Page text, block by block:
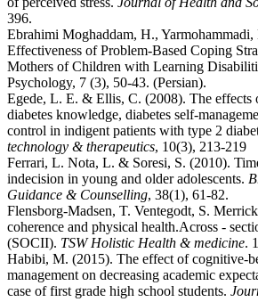
396.
Ebrahimi Moghaddam, H.,
Effectiveness of Problem-Based Coping
Mothers of Children with Learning
Psychology, 7 (3), 50-43. (Persian).
Egede, L. E. & Ellis, C. (2008). The effects
diabetes knowledge, diabetes self-
control in indigent patients with type 2
technology & therapeutics, 10(3), 213-219
Ferrari, L. Nota, L. & Soresi, S. (2010).
indecision in young and older adolescents.
Guidance & Counselling, 38(1), 61-82.
Flensborg-Madsen, T. Ventegodt, S.
coherence and physical health.Across -
(SOCII). TSW Holistic Health & medicine.
Habibi, M. (2015). The effect of cognitive-
management on decreasing academic
case of first grade high school students.